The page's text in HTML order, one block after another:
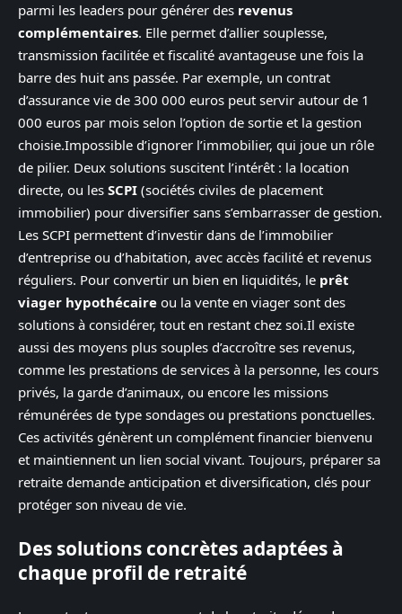
parmi les leaders pour générer des revenus
complémentaires. Elle permet d’allier souplesse,
transmission facilitée et fiscalité avantageuse une fois la
barre des huit ans passée. Par exemple, un contrat
d’assurance vie de 300 000 euros peut servir autour de 1
000 euros par mois selon l’option de sortie et la gestion
choisie.Impossible d’ignorer l’immobilier, qui joue un rôle
de pilier. Deux solutions suscitent l’intérêt : la location
directe, ou les SCPI (sociétés civiles de placement
immobilier) pour diversifier sans s’embarrasser de gestion.
Les SCPI permettent d’investir dans de l’immobilier
d’entreprise ou d’habitation, avec accès facilité et revenus
réguliers. Pour convertir un bien en liquidités, le prêt
viager hypothécaire ou la vente en viager sont des
solutions à considérer, tout en restant chez soi.Il existe
aussi des moyens plus souples d’accroître ses revenus,
comme les prestations de services à la personne, les cours
privés, la garde d’animaux, ou encore les missions
rémunérées de type sondages ou prestations ponctuelles.
Ces activités génèrent un complément financier bienvenu
et maintiennent un lien social vivant. Toujours, préparer sa
retraite demande anticipation et diversification, clés pour
protéger son niveau de vie.
Des solutions concrètes adaptées à
chaque profil de retraité